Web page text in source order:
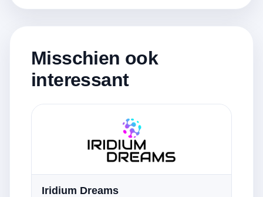
Misschien ook
interessant
Iridium Dreams